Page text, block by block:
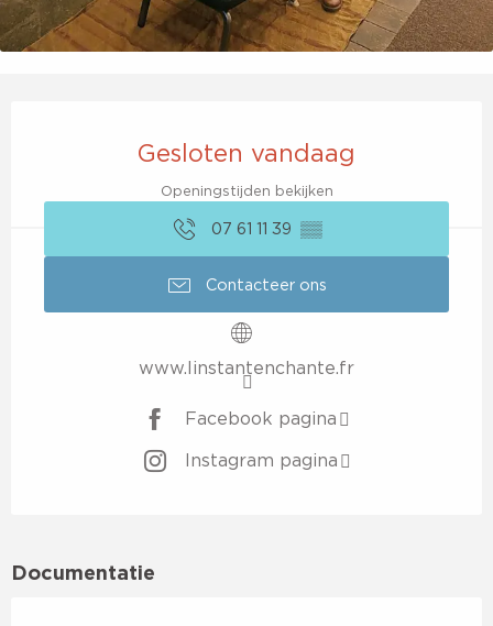
Gesloten vandaag
Openingstijden bekijken
07 61 11 39 ▒▒
Contacteer ons
www.linstantenchante.fr
Facebook pagina
Instagram pagina
Documentatie